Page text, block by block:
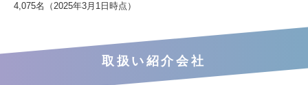
4,075名（2025年3月1日時点）
取扱い紹介会社